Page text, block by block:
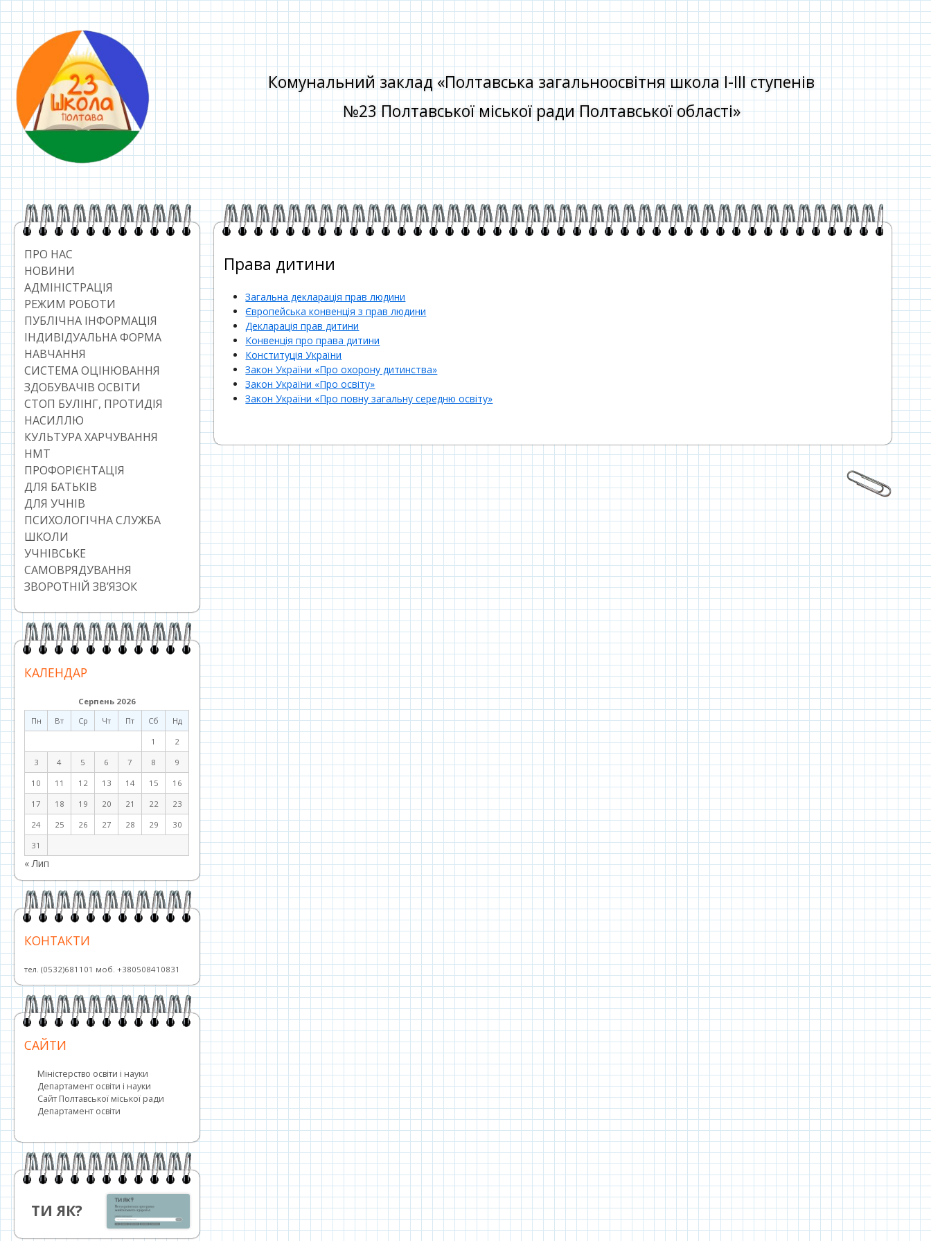
до
контенту
Комунальний заклад «Полтавська загальноосвітня школа І-ІІІ ступенів
№23 Полтавської міської ради Полтавської області»
Головний
сайдбар
ПРО НАС
НОВИНИ
АДМІНІСТРАЦІЯ
РЕЖИМ РОБОТИ
ПУБЛІЧНА ІНФОРМАЦІЯ
ІНДИВІДУАЛЬНА ФОРМА
НАВЧАННЯ
СИСТЕМА ОЦІНЮВАННЯ
ЗДОБУВАЧІВ ОСВІТИ
СТОП БУЛІНГ, ПРОТИДІЯ
НАСИЛЛЮ
КУЛЬТУРА ХАРЧУВАННЯ
НМТ
ПРОФОРІЄНТАЦІЯ
ДЛЯ БАТЬКІВ
ДЛЯ УЧНІВ
ПСИХОЛОГІЧНА СЛУЖБА
ШКОЛИ
УЧНІВСЬКЕ
САМОВРЯДУВАННЯ
ЗВОРОТНІЙ ЗВ’ЯЗОК
КАЛЕНДАР
Серпень 2026
Пн
Вт Ср Чт Пт Сб
Нд
1
2
3
4 5 6 7 8
9
10
11 12 13 14 15
16
17
18 19 20 21 22
23
24
25 26 27 28 29
30
31
« Лип
КОНТАКТИ
тел. (0532)681101 моб. +380508410831
САЙТИ
Міністерство освіти і науки
Департамент освіти і науки
Сайт Полтавської міської ради
Департамент освіти
ТИ ЯК?
Права дитини
Загальна декларація прав людини
Європейська конвенція з прав людини
Декларація прав дитини
Конвенція про права дитини
Конституція України
Закон України «Про охорону дитинства»
Закон України «Про освіту»
Закон України «Про повну загальну середню освіту»